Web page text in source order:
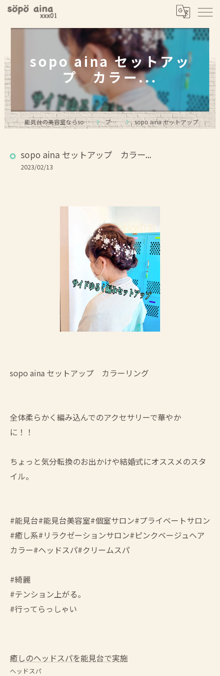
sopo aina セットアッ
プ カラー...
能見台の美容室ならsopo aina ブログ sopo aina セットアップ カラー...
sopo aina セットアップ カラー...
2023/02/13
sopo aina セットアップ カラーリング
全体柔らかく編み込んでのアクセサリーで華やか
に！！
ちょっと気分転換のお出かけや結婚式にオススメのスタ
イル。
#能見台#能見台美容室#個室サロン#プライベートサロン
#癒し系#リラクゼーションサロン#ピンクベージュヘア
カラー#ヘッドスパ#クリームスパ
#綺麗
#テンション上がる。
#行ってらっしゃい
癒しのヘッドスパを能見台で実施
ヘッドスパ